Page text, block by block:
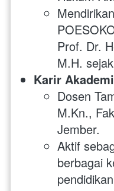
Prof. Dr.
M.H.
Karir
Dosen
M.Kn.,
Jember.
Aktif
berbagai